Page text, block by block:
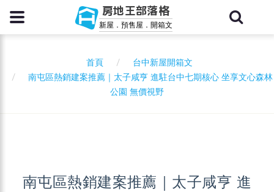
房地王部落格
新屋．預售屋．開箱文
首頁
台中新屋開箱文
南屯區熱銷建案推薦｜太子咸亨 進駐台中七期核心 坐享文心森林
公園 無價視野
南屯區熱銷建案推薦｜太子咸亨 進